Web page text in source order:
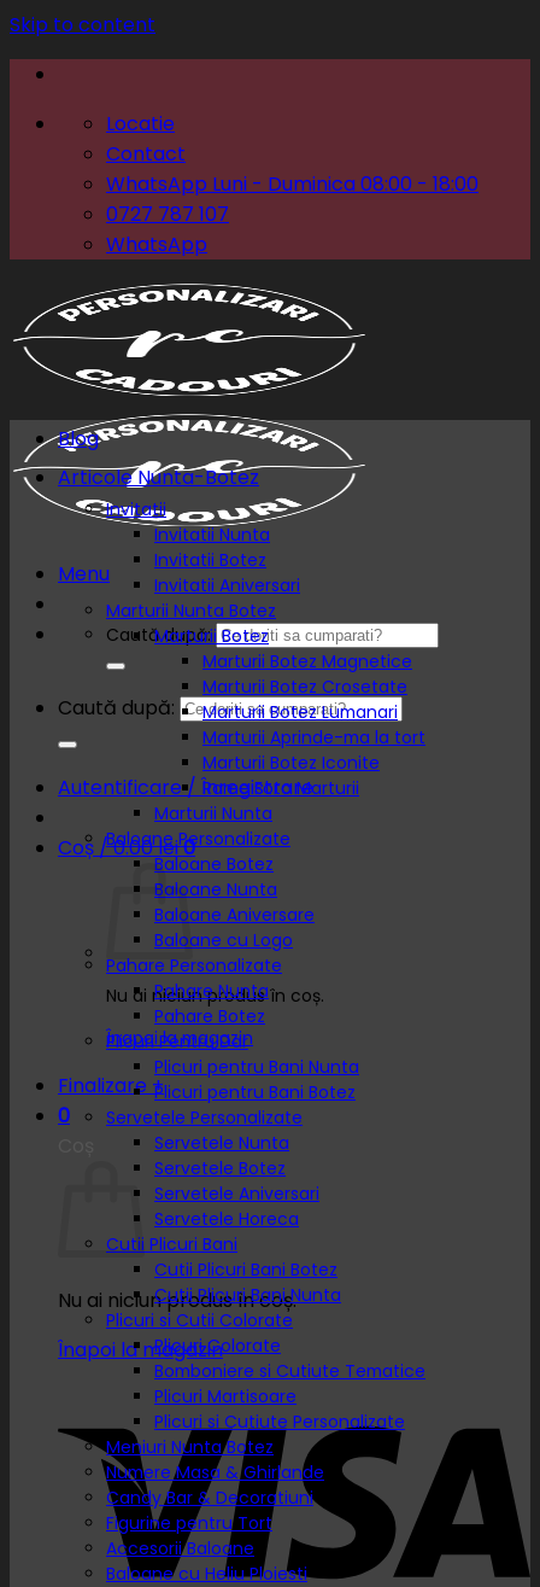
Skip to content
Locatie
Contact
WhatsApp Luni - Duminica 08:00 - 18:00
0727 787 107
WhatsApp
Menu
Caută după:
Caută după:
Autentificare / Înregistrare
Coș /0.00lei0
Nu ai niciun produs în coș.
Înapoi la magazin
Finalizare +
0
Nu ai niciun produs în coș.
Înapoi la magazin
Blog
Articole Nunta-Botez
Invitatii
Invitatii Nunta
Invitatii Botez
Invitatii Aniversari
Marturii Nunta Botez
Marturii Botez
Marturii Botez Magnetice
Marturii Botez Crosetate
Marturii Botez Lumanari
Marturii Aprinde-ma la tort
Marturii Botez Iconite
Rame Foto Marturii
Marturii Nunta
Baloane Personalizate
Baloane Botez
Baloane Nunta
Baloane Aniversare
Baloane cu Logo
Pahare Personalizate
Pahare Nunta
Pahare Botez
Plicuri Pentru Dar
Plicuri pentru Bani Nunta
Plicuri pentru Bani Botez
Servetele Personalizate
Servetele Nunta
Servetele Botez
Servetele Aniversari
Servetele Horeca
Cutii Plicuri Bani
Cutii Plicuri Bani Botez
Cutii Plicuri Bani Nunta
Plicuri si Cutii Colorate
Plicuri Colorate
Bomboniere si Cutiute Tematice
Plicuri Martisoare
Plicuri si Cutiute Personalizate
Meniuri Nunta Botez
Numere Masa & Ghirlande
Candy Bar & Decoratiuni
Figurine pentru Tort
Accesorii Baloane
Baloane cu Heliu Ploiesti